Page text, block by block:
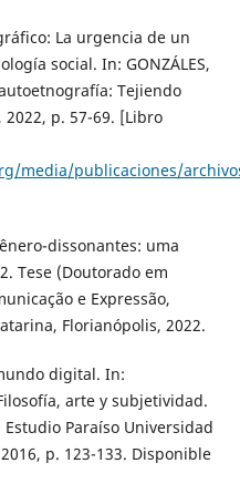
La urgencia de un
social. In: GONZÁLES,
Tejiendo
p. 57-69. [Libro
media/publicaciones/
dissonantes: uma
Tese (Doutorado em
e Expressão,
Florianópolis, 2022.
digital. In:
Filosofía, arte y subjetividad.
Paraíso Universidad
p. 123-133. Disponible